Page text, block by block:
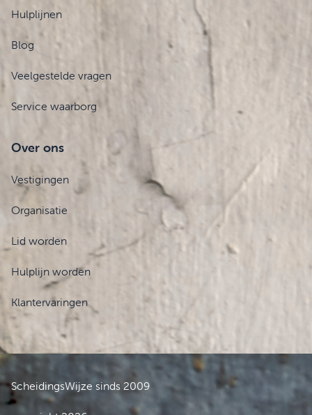
Hulplijnen
Blog
Veelgestelde vragen
Service waarborg
Over ons
Vestigingen
Organisatie
Lid worden
Hulplijn worden
Klantervaringen
ScheidingsWijze sinds 2009